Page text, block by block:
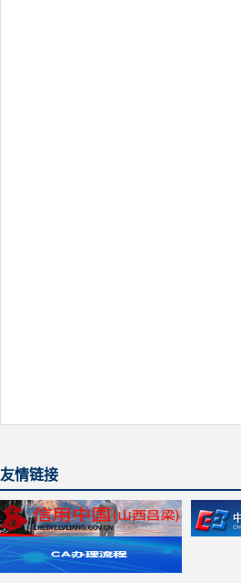
友情链接